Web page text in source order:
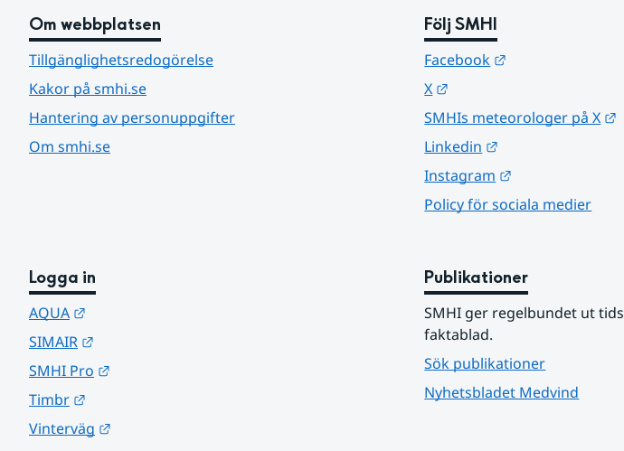
Om webbplatsen
Tillgänglighetsredogörelse
Kakor på smhi.se
Hantering av personuppgifter
Om smhi.se
Följ SMHI
Facebook
X
SMHIs meteorologer på X
Linkedin
Instagram
Policy för sociala medier
Logga in
AQUA
SIMAIR
SMHI Pro
Timbr
Vinterväg
Publikationer
SMHI ger regelbundet ut
faktablad.
Sök publikationer
Nyhetsbladet Medvind